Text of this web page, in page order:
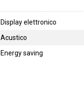
Display elettronico
Acustico
Energy saving